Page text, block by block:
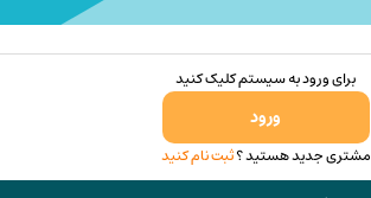
برای ورود به سیستم کلیک کنید
ورود
مشتری جدید هستید ؟ثبت نام کنید